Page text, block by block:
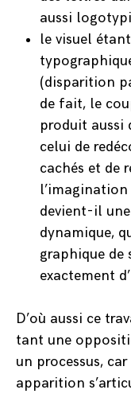
aussi
le visuel
(disparition
de fait, le
produit aussi
celui de
cachés et de
l’imagination
devient-il
dynamique,
graphique de
exactement
D’où aussi ce
tant une
un processus,
apparition